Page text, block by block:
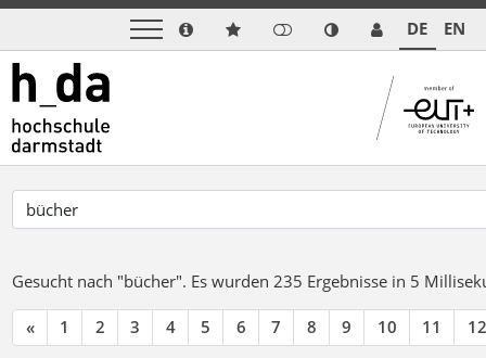
DE EN
Gesucht nach "bücher". Es wurden 235 Ergebnisse in 5
« 1 2 3 4 5 6 7 8 9 10 11 12